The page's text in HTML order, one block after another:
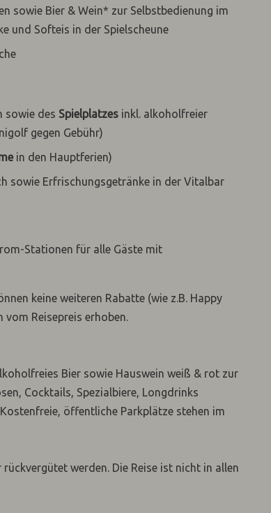
sowie Bier & Wein* zur Selbstbedienung im
und Softeis in der Spielscheune
sowie des Spielplatzes inkl. alkoholfreier
gegen Gebühr)
in den Hauptferien)
sowie Erfrischungsgetränke in der Vitalbar
Stationen für alle Gäste mit
keine weiteren Rabatte (wie z.B. Happy
vom Reisepreis erhoben.
Bier sowie Hauswein weiß & rot zur
Cocktails, Spezialbiere, Longdrinks
öffentliche Parkplätze stehen im
werden. Die Reise ist nicht in allen